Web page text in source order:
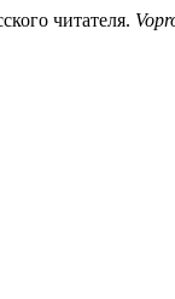
читателя.